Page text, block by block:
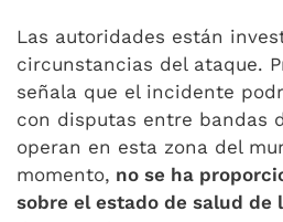
Las autoridades están
circunstancias del ataque.
señala que el incidente
con disputas entre bandas
operan en esta zona del
momento, no se ha
sobre el estado de salud de